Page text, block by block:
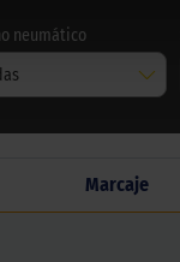
neumático
Marcaje